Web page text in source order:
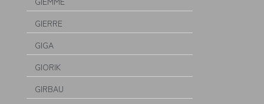
GIERRE
GIGA
GIORIK
GIRBAU